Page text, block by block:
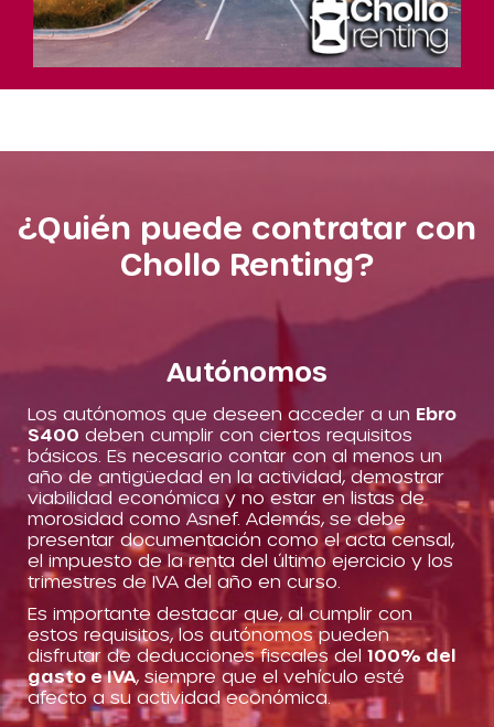
¿Quién puede contratar con
Chollo Renting?
Autónomos
Los autónomos que deseen acceder a un Ebro
S400 deben cumplir con ciertos requisitos
básicos. Es necesario contar con al menos un
año de antigüedad en la actividad, demostrar
viabilidad económica y no estar en listas de
morosidad como Asnef. Además, se debe
presentar documentación como el acta censal,
el impuesto de la renta del último ejercicio y los
trimestres de IVA del año en curso.
Es importante destacar que, al cumplir con
estos requisitos, los autónomos pueden
disfrutar de deducciones fiscales del 100% del
gasto e IVA, siempre que el vehículo esté
afecto a su actividad económica.